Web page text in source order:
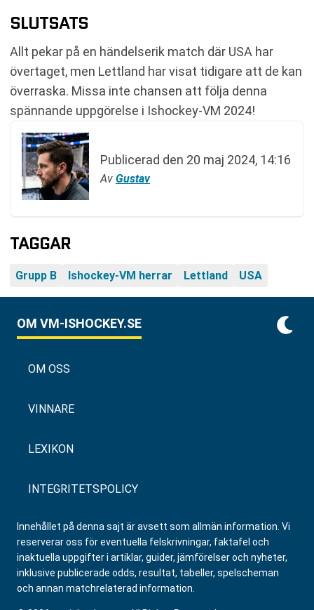
SLUTSATS
Allt pekar på en händelserik match där USA har
övertaget, men Lettland har visat tidigare att de kan
överraska. Missa inte chansen att följa denna
spännande uppgörelse i Ishockey-VM 2024!
Publicerad den 20 maj 2024, 14:16
Av Gustav
TAGGAR
Grupp B Ishockey-VM herrar Lettland USA
OM VM-ISHOCKEY.SE
OM OSS
VINNARE
LEXIKON
INTEGRITETSPOLICY
Innehållet på denna sajt är avsett som allmän information. Vi
reserverar oss för eventuella felskrivningar, faktafel och
inaktuella uppgifter i artiklar, guider, jämförelser och nyheter,
inklusive publicerade odds, resultat, tabeller, spelscheman
och annan matchrelaterad information.